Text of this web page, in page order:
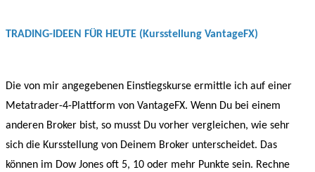
TRADING-IDEEN FÜR HEUTE (Kursstellung VantageFX)
Die von mir angegebenen Einstiegskurse ermittle ich auf einer
Metatrader-4-Plattform von VantageFX. Wenn Du bei einem
anderen Broker bist, so musst Du vorher vergleichen, wie sehr
sich die Kursstellung von Deinem Broker unterscheidet. Das
können im Dow Jones oft 5, 10 oder mehr Punkte sein. Rechne